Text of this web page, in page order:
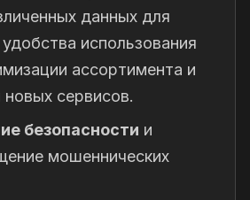
данных для
использования
ассортимента и
новых сервисов.
безопасности и
мошеннических